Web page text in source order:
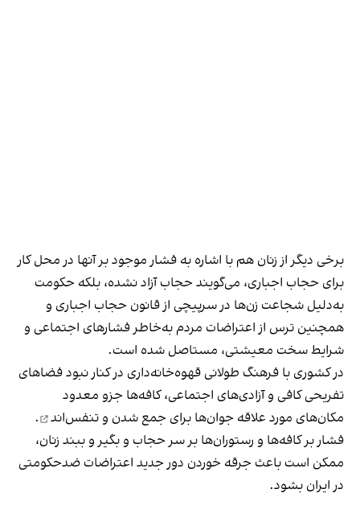
برخی دیگر از زنان هم با اشاره به فشار موجود بر آنها در محل کار
برای حجاب اجباری، می‌گویند حجاب آزاد نشده، بلکه حکومت
به‌دلیل شجاعت زن‌ها در سرپیچی از قانون حجاب اجباری و
همچنین ترس از اعتراضات مردم به‌خاطر فشارهای اجتماعی و
شرایط سخت معیشتی، مستاصل شده است.
در کشوری با فرهنگ طولانی قهوه‌‌خانه‌داری در کنار نبود فضاهای
تفریحی کافی و آزادی‌های اجتماعی، کافه‌ها جزو معدود
مکان‌های مورد علاقه جوان‌ها برای جمع شدن و تنفس‌اند
.
فشار بر کافه‌ها و رستوران‌ها بر سر حجاب و بگیر و ببند زنان،
ممکن است باعث جرقه خوردن دور جدید اعتراضات ضدحکومتی
در ایران بشود.